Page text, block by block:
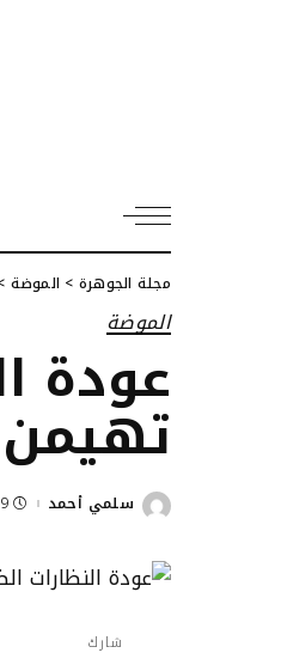
مجلة الجوهرة > الموضة
الموضة
عودة
تهيمن
Posted
سلمي أحمد 29
شارك